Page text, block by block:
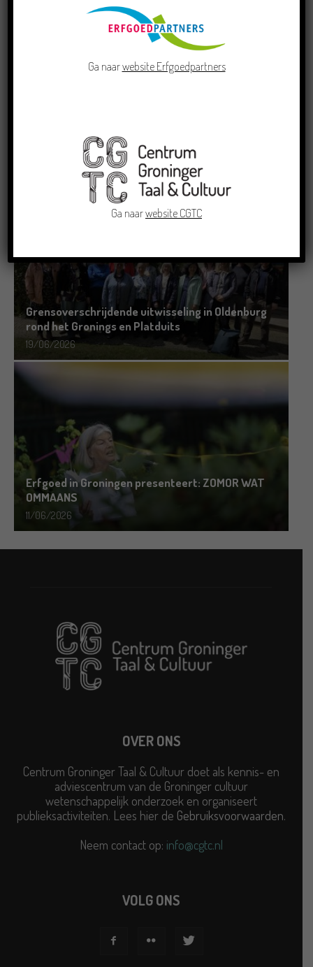
Crowdfunding voor bijzonder kinderboek met
Groningse liedjes en verhalen
Grensoverschrijdende uitwisseling in Oldenburg
rond het Gronings en Platduits
19/06/2026
Erfgoed in Groningen presenteert: ZOMOR WAT
OMMAANS
11/06/2026
OVER ONS
Centrum Groninger Taal & Cultuur doet als kennis- en
adviescentrum van de Groninger cultuur
wetenschappelijk onderzoek en organiseert
publieksactiviteiten. Lees hier de Gebruiksvoorwaarden.
Neem contact op: info@cgtc.nl
VOLG ONS
Ga naarwebsite Erfgoedpartners
Ga naarwebsite CGTC